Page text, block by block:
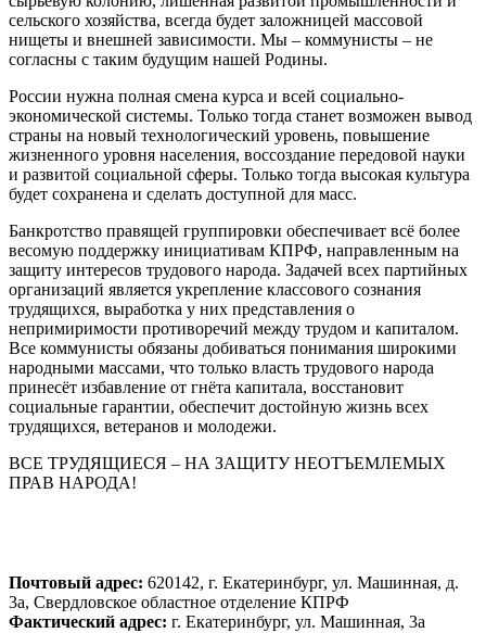
сельского хозяйства, всегда будет заложницей массовой
нищеты и внешней зависимости. Мы – коммунисты – не
согласны с таким будущим нашей Родины.
России нужна полная смена курса и всей социально-
экономической системы. Только тогда станет возможен вывод
страны на новый технологический уровень, повышение
жизненного уровня населения, воссоздание передовой науки
и развитой социальной сферы. Только тогда высокая культура
будет сохранена и сделать доступной для масс.
Банкротство правящей группировки обеспечивает всё более
весомую поддержку инициативам КПРФ, направленным на
защиту интересов трудового народа. Задачей всех партийных
организаций является укрепление классового сознания
трудящихся, выработка у них представления о
непримиримости противоречий между трудом и капиталом.
Все коммунисты обязаны добиваться понимания широкими
народными массами, что только власть трудового народа
принесёт избавление от гнёта капитала, восстановит
социальные гарантии, обеспечит достойную жизнь всех
трудящихся, ветеранов и молодежи.
ВСЕ ТРУДЯЩИЕСЯ – НА ЗАЩИТУ НЕОТЪЕМЛЕМЫХ
ПРАВ НАРОДА!
Почтовый адрес: 620142, г. Екатеринбург, ул. Машинная, д.
3а, Свердловское областное отделение КПРФ
Фактический адрес: г. Екатеринбург, ул. Машинная, 3а